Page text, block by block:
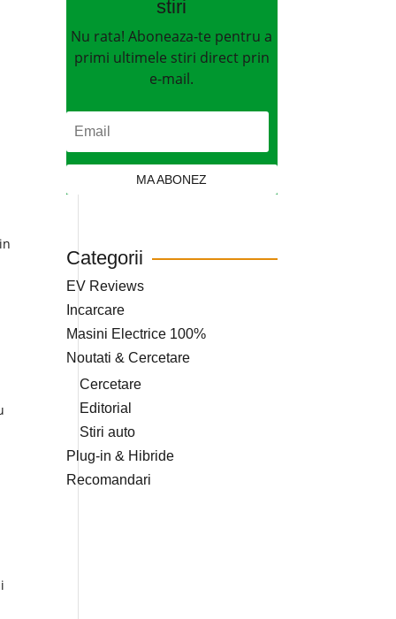
stiri
Nu rata! Aboneaza-te pentru a
primi ultimele stiri direct prin
e-mail.
MA ABONEZ
Categorii
EV Reviews
Incarcare
Masini Electrice 100%
Noutati & Cercetare
Cercetare
Editorial
Stiri auto
Plug-in & Hibride
Recomandari